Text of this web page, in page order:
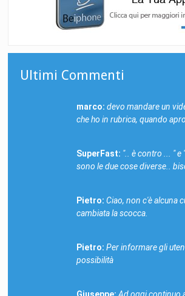
Ultimi Commenti
marco: devo mandare un
che ho in rubrica, quando
SuperFast: ".. è contro ... "
sono le due cose diverse..
Pietro: Ciao, non c'è alcuna
cambiata la scocca.
Pietro: Per informare gli
possibilità